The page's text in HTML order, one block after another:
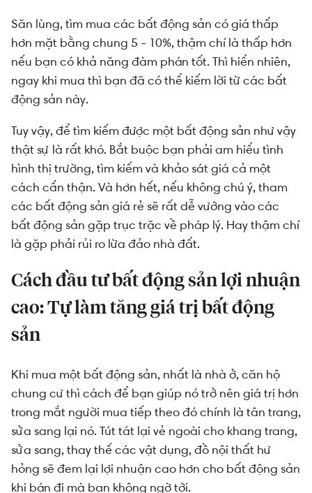
Săn lùng, tìm mua các bất động sản có giá thấp
hơn mặt bằng chung 5 - 10%, thậm chí là thấp hơn
nếu bạn có khả năng đàm phán tốt. Thì hiển nhiên,
ngay khi mua thì bạn đã có thể kiếm lời từ các bất
động sản này.
Tuy vậy, để tìm kiếm được một bất động sản như vậy
thật sự là rất khó. Bắt buộc bạn phải am hiểu tình
hình thị trường, tìm kiếm và khảo sát giá cả một
cách cẩn thận. Và hơn hết, nếu không chú ý, tham
các bất động sản giá rẻ sẽ rất dễ vướng vào các
bất động sản gặp trục trặc về pháp lý. Hay thậm chí
là gặp phải rủi ro lừa đảo nhà đất.
Cách đầu tư bất động sản lợi nhuận
cao: Tự làm tăng giá trị bất động
sản
Khi mua một bất động sản, nhất là nhà ở, căn hộ
chung cư thì cách để bạn giúp nó trở nên giá trị hơn
trong mắt người mua tiếp theo đó chính là tân trang,
sửa sang lại nó. Tút tát lại vẻ ngoài cho khang trang,
sửa sang, thay thế các vật dụng, đồ nội thất hư
hỏng sẽ đem lại lợi nhuận cao hơn cho bất động sản
khi bán đi mà bạn không ngờ tới.